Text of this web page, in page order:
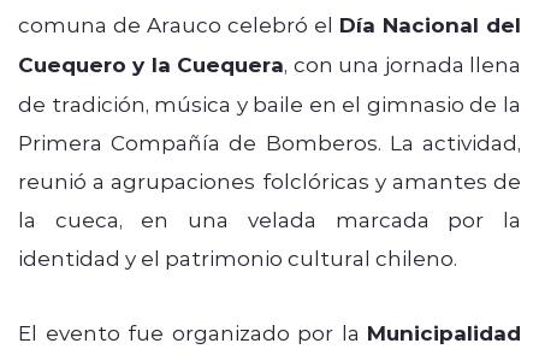
comuna de Arauco celebró el Día Nacional del
Cuequero y la Cuequera, con una jornada llena
de tradición, música y baile en el gimnasio de la
Primera Compañía de Bomberos. La actividad,
reunió a agrupaciones folclóricas y amantes de
la cueca, en una velada marcada por la
identidad y el patrimonio cultural chileno.
El evento fue organizado por la Municipalidad